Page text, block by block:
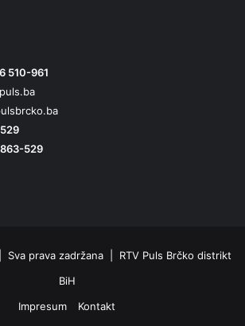
510-961
529
prava zadržana | RTV Puls Brčko distrikt
BiH
Impresum
Kontakt